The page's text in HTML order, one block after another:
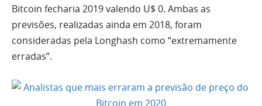
Bitcoin fecharia 2019 valendo U$ 0. Ambas as
previsões, realizadas ainda em 2018, foram
consideradas pela Longhash como “extremamente
erradas”.